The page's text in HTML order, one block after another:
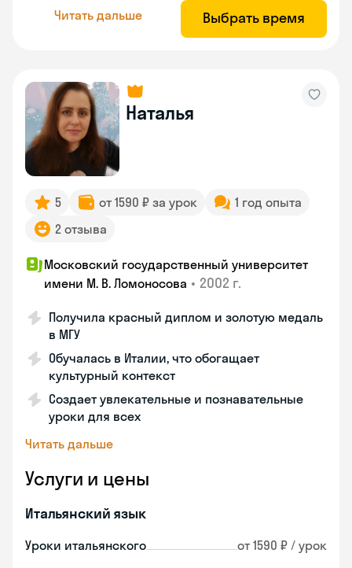
Читать дальше Выбрать время
Наталья
5 от 1590 ₽ за урок
1 год опыта
2 отзыва
Московский государственный университет
имени М. В. Ломоносова • 2002 г.
Получила красный диплом и золотую медаль
в МГУ
Обучалась в Италии, что обогащает
культурный контекст
Создает увлекательные и познавательные
уроки для всех
Читать дальше
Услуги и цены
Итальянский язык
Уроки итальянского от 1590 ₽ / урок